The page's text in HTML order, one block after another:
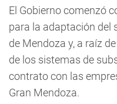
El Gobierno comenzó
para la adaptación del
de Mendoza y, a raíz
de los sistemas de
contrato con las
Gran Mendoza.